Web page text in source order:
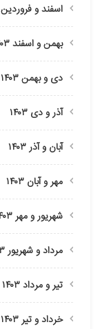
اسفند و فروردین ۱۴۰۳
بهمن و اسفند ۱۴۰۳
دی و بهمن ۱۴۰۳
آذر و دی ۱۴۰۳
آبان و آذر ۱۴۰۳
مهر و آبان ۱۴۰۳
شهریور و مهر ۱۴۰۳
مرداد و شهریور ۱۴۰۳
تیر و مرداد ۱۴۰۳
خرداد و تیر ۱۴۰۳